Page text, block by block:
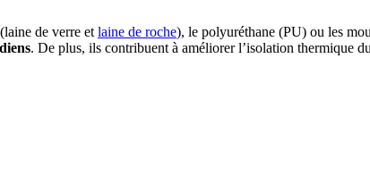
de verre et laine de roche), le polyuréthane (PU) ou les
. De plus, ils contribuent à améliorer l’isolation thermique